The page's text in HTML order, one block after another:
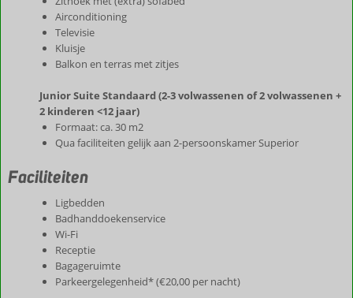
Airconditioning
Televisie
Kluisje
Balkon en terras met zitjes
Junior Suite Standaard (2-3 volwassenen of 2 volwassenen +
2 kinderen <12 jaar)
Formaat: ca. 30 m2
Qua faciliteiten gelijk aan 2-persoonskamer Superior
Faciliteiten
Ligbedden
Badhanddoekenservice
Wi-Fi
Receptie
Bagageruimte
Parkeergelegenheid* (€20,00 per nacht)